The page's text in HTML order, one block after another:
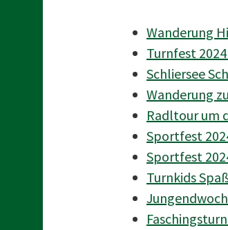
Wanderung
Turnfest
Schliersee
Wanderung
Radltour um
Sportfest
Sportfest
Turnkids